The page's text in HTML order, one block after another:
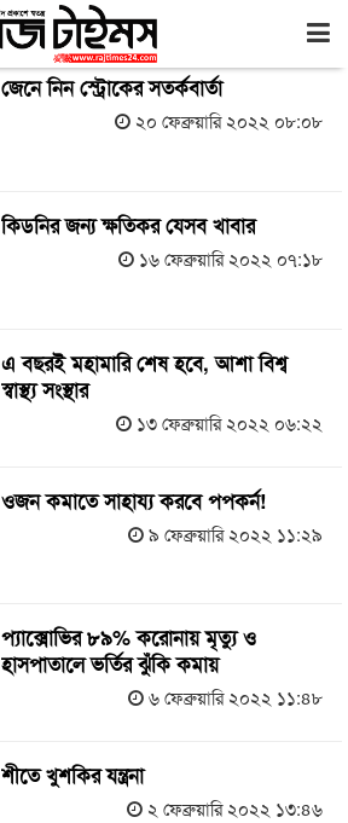
জেনে নিন স্ট্রোকের সতর্কবার্তা
২০ ফেব্রুয়ারি ২০২২ ০৮:০৮
​কিডনির জন্য ক্ষতিকর যেসব খাবার
১৬ ফেব্রুয়ারি ২০২২ ০৭:১৮
এ বছরই মহামারি শেষ হবে, আশা বিশ্ব
স্বাস্থ্য সংস্থার
১৩ ফেব্রুয়ারি ২০২২ ০৬:২২
ওজন কমাতে সাহায্য করবে পপকর্ন!
৯ ফেব্রুয়ারি ২০২২ ১১:২৯
প্যাক্সোভির ৮৯% করোনায় মৃত্যু ও
হাসপাতালে ভর্তির ঝুঁকি কমায়
৬ ফেব্রুয়ারি ২০২২ ১১:৪৮
­­­­­­­­­­­­­­­­­­­­­­­­­­­­­­­­শীতে খুশকির যন্ত্রনা
২ ফেব্রুয়ারি ২০২২ ১৩:৪৬